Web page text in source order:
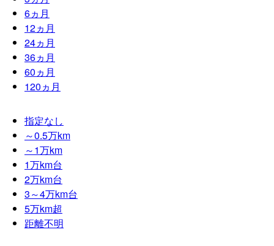
6ヵ月
12ヵ月
24ヵ月
36ヵ月
60ヵ月
120ヵ月
指定なし
～0.5万km
～1万km
1万km台
2万km台
3～4万km台
5万km超
距離不明